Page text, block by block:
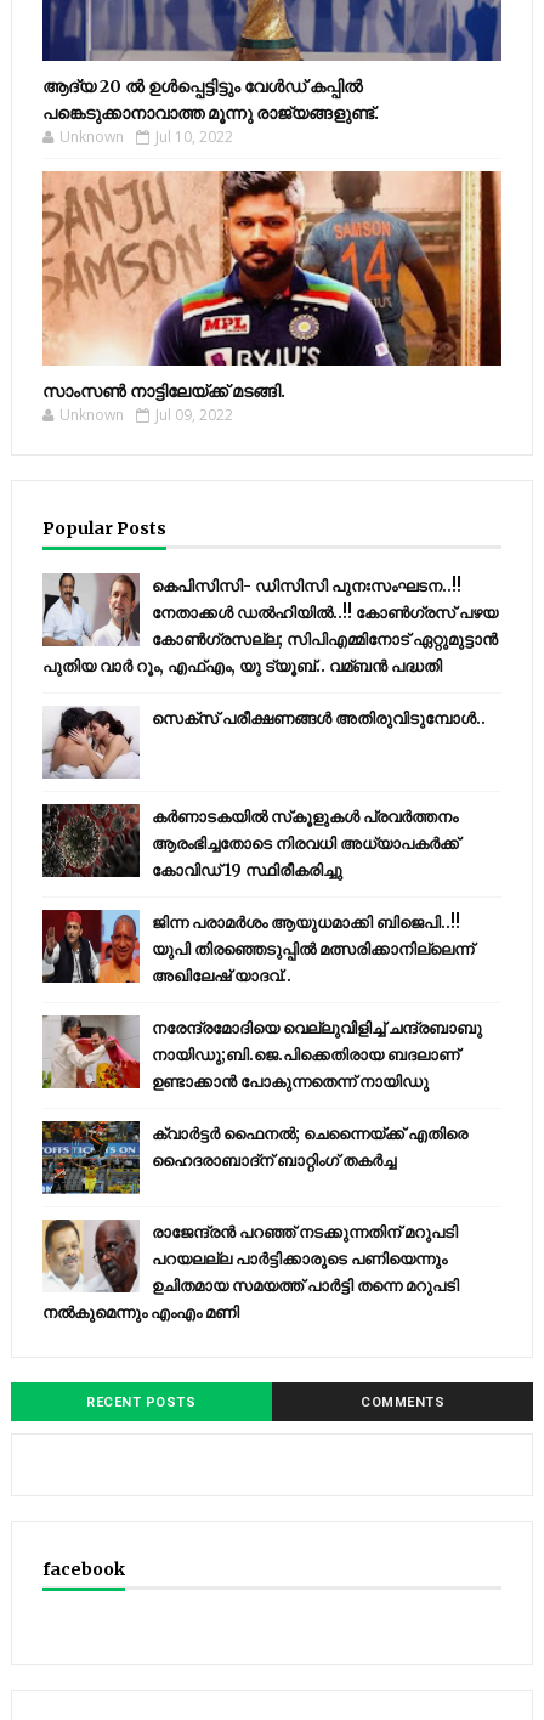
ആദ്യ 20 ല്‍ ഉള്‍പ്പെട്ടിട്ടും വേള്‍ഡ് കപ്പില്‍
പങ്കെടുക്കാനാവാത്ത മൂന്നു രാജ്യങ്ങളുണ്ട്.
Unknown Jul 10, 2022
സാംസണ്‍ നാട്ടിലേയ്‌ക്ക് മടങ്ങി.
Unknown Jul 09, 2022
Popular Posts
കെപിസിസി- ഡിസിസി പുനഃസംഘടന..!!
നേതാക്കൾ ഡൽഹിയിൽ..!! കോണ്‍ഗ്രസ് പഴയ
കോണ്‍ഗ്രസല്ല; സിപിഎമ്മിനോട് ഏറ്റുമുട്ടാന്‍
പുതിയ വാര്‍ റൂം, എഫ്‌എം, യു ട്യൂബ്.. വമ്ബന്‍ പദ്ധതി
സെക്സ് പരീക്ഷണങ്ങൾ അതിരുവിടുമ്പോൾ..
കര്‍ണാടകയില്‍ സ്‌കൂളുകള്‍ പ്രവര്‍ത്തനം
ആരംഭിച്ചതോടെ നിരവധി അധ്യാപകര്‍ക്ക്
കോവിഡ് 19 സ്ഥിരീകരിച്ചു
ജിന്ന പരാമര്‍ശം ആയുധമാക്കി ബിജെപി..!!
യുപി തിരഞ്ഞെടുപ്പില്‍ മത്സരിക്കാനില്ലെന്ന്
അഖിലേഷ് യാദവ്..
നരേന്ദ്രമോദിയെ വെല്ലുവിളിച്ച് ചന്ദ്രബാബു
നായിഡു;ബി.ജെ.പിക്കെതിരായ ബദലാണ്
ഉണ്ടാക്കാന്‍ പോകുന്നതെന്ന് നായിഡു
ക്വാർട്ടർ ഫൈനൽ; ചെന്നൈയ്ക്ക് എതിരെ
ഹൈദരാബാദ്ന് ബാറ്റിംഗ് തകർച്ച
രാജേന്ദ്രന്‍ പറഞ്ഞ് നടക്കുന്നതിന് മറുപടി
പറയലല്ല പാര്‍ട്ടിക്കാരുടെ പണിയെന്നും
ഉചിതമായ സമയത്ത് പാര്‍ട്ടി തന്നെ മറുപടി
നല്‍കുമെന്നും എംഎം മണി
RECENT POSTS COMMENTS
facebook